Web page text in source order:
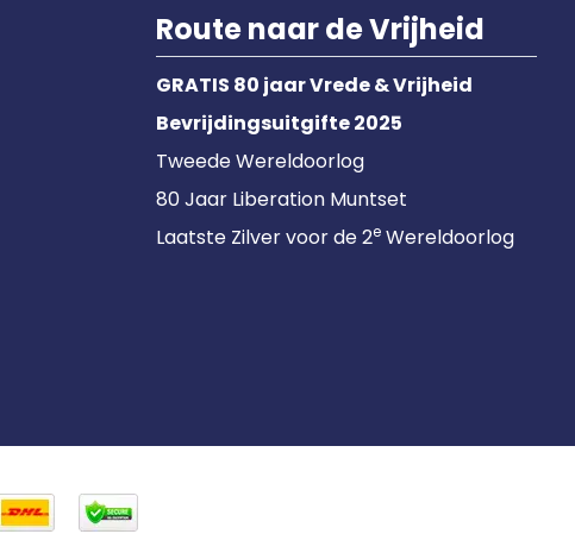
Route naar de Vrijheid
GRATIS 80 jaar Vrede & Vrijheid
Bevrijdingsuitgifte 2025
Tweede Wereldoorlog
80 Jaar Liberation Muntset
Laatste Zilver voor de 2e Wereldoorlog